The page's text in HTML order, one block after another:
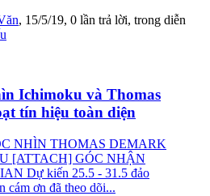
, 15/5/19, 0 lần trả lời, trong diễn
Ichimoku và Thomas
tín hiệu toàn diện
NHÌN THOMAS DEMARK
[ATTACH] GÓC NHẬN
Dự kiến 25.5 - 31.5 đảo
cám ơn đã theo dõi...